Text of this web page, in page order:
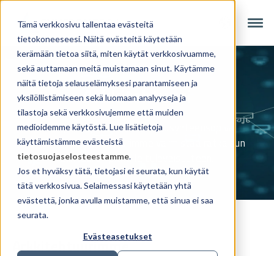
Tämä verkkosivu tallentaa evästeitä
tietokoneeseesi. Näitä evästeitä käytetään
kerämään tietoa siitä, miten käytät verkkosivuamme,
sekä auttamaan meitä muistamaan sinut. Käytämme
näitä tietoja selauselämyksesi parantamiseen ja
yksilöllistämiseen sekä luomaan analyyseja ja
tilastoja sekä verkkosivujemme että muiden
medioidemme käytöstä. Lue lisätietoja
käyttämistämme evästeistä
tietosuojaselosteestamme.
Jos et hyväksy tätä, tietojasi ei seurata, kun käytät
tätä verkkosivua. Selaimessasi käytetään yhtä
evästettä, jonka avulla muistamme, että sinua ei saa
seurata.
Evästeasetukset
Arkkitehtuuri
Avoin, mukautuva, tulevaisuusyhteensopiva
ohjelmistoarkkitehtuurimme varmistaa ratkaisun
elinkaaren pitkälle tulevaisuuteen.
Arkkitehtuurimme